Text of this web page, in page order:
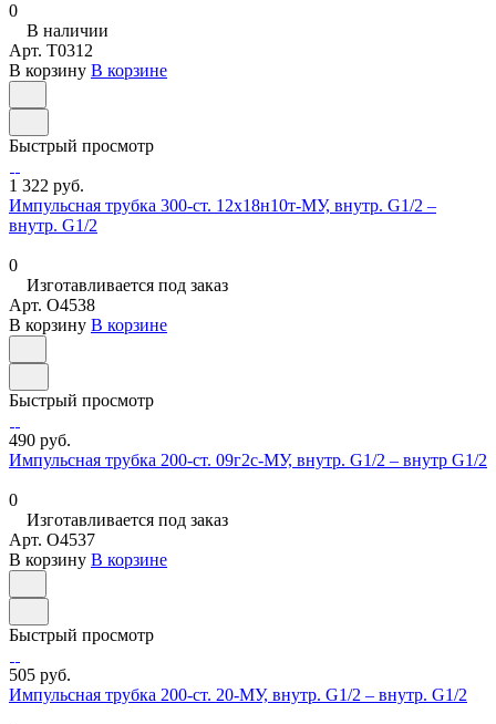
0
В наличии
Арт. T0312
В корзину В корзине
Быстрый просмотр
1 322 руб.
Импульсная трубка 300-ст. 12х18н10т-МУ, внутр. G1/2 –
внутр. G1/2
0
Изготавливается под заказ
Арт. O4538
В корзину В корзине
Быстрый просмотр
490 руб.
Импульсная трубка 200-ст. 09г2с-МУ, внутр. G1/2 – внутр G1/2
0
Изготавливается под заказ
Арт. O4537
В корзину В корзине
Быстрый просмотр
505 руб.
Импульсная трубка 200-ст. 20-МУ, внутр. G1/2 – внутр. G1/2